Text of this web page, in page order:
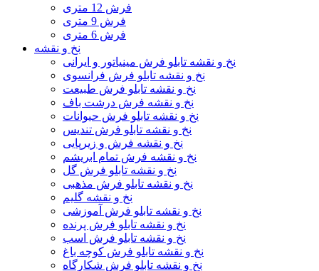
فرش 12 متری
فرش 9 متری
فرش 6 متری
نخ و نقشه
نخ و نقشه تابلو فرش مینیاتور و ایرانی
نخ و نقشه تابلو فرش فرانسوی
نخ و نقشه تابلو فرش طبیعت
نخ و نقشه فرش درشت باف
نخ و نقشه تابلو فرش حیوانات
نخ و نقشه تابلو فرش تندیس
نخ و نقشه فرش و زیرپایی
نخ و نقشه فرش تمام ابریشم
نخ و نقشه تابلو فرش گل
نخ و نقشه تابلو فرش مذهبی
نخ و نقشه گلیم
نخ و نقشه تابلو فرش آموزشی
نخ و نقشه تابلو فرش پرنده
نخ و نقشه تابلو فرش اسب
نخ و نقشه تابلو فرش کوچه باغ
نخ و نقشه تابلو فرش شکارگاه